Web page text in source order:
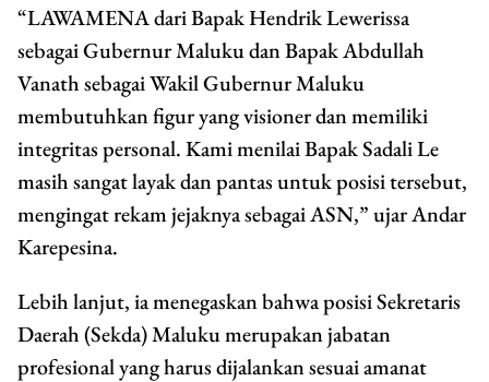
“LAWAMENA dari Bapak Hendrik Lewerissa
sebagai Gubernur Maluku dan Bapak Abdullah
Vanath sebagai Wakil Gubernur Maluku
membutuhkan figur yang visioner dan memiliki
integritas personal. Kami menilai Bapak Sadali Le
masih sangat layak dan pantas untuk posisi tersebut,
mengingat rekam jejaknya sebagai ASN,” ujar Andar
Karepesina.
Lebih lanjut, ia menegaskan bahwa posisi Sekretaris
Daerah (Sekda) Maluku merupakan jabatan
profesional yang harus dijalankan sesuai amanat